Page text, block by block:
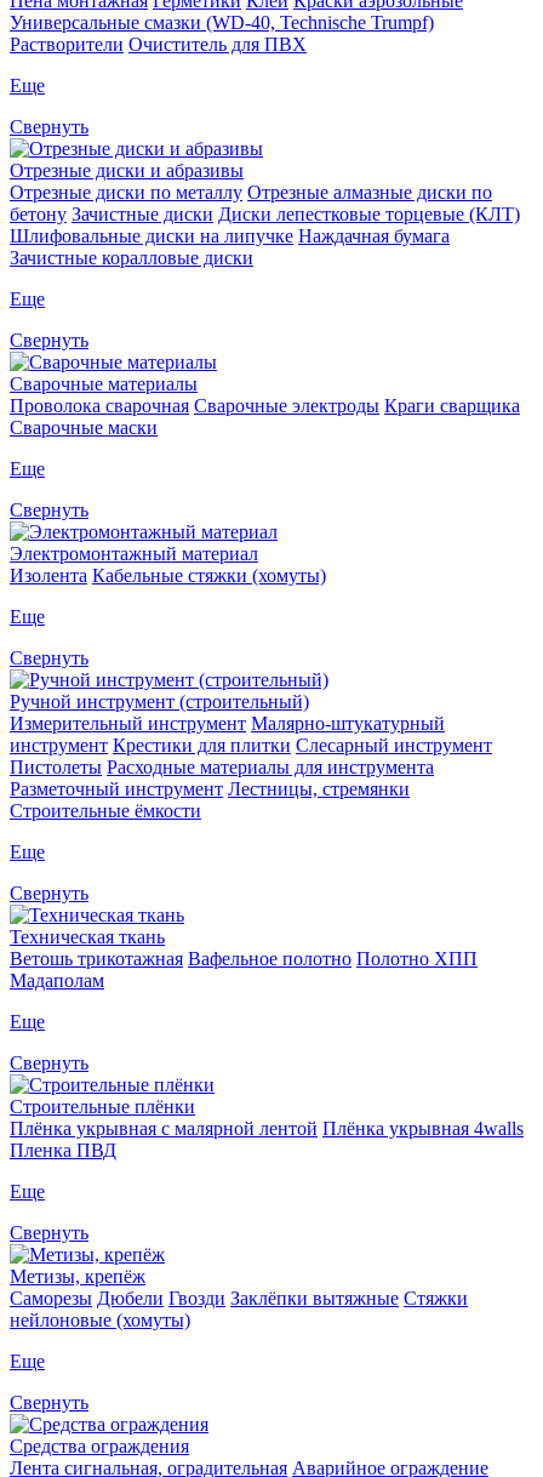
Универсальные смазки (WD-40, Technische Trumpf)
Растворители Очиститель для ПВХ
Еще
Свернуть
Отрезные диски и абразивы
Отрезные диски по металлу Отрезные алмазные диски по
бетону Зачистные диски Диски лепестковые торцевые (КЛТ)
Шлифовальные диски на липучке Наждачная бумага
Зачистные коралловые диски
Еще
Свернуть
Сварочные материалы
Проволока сварочная Сварочные электроды Краги сварщика
Сварочные маски
Еще
Свернуть
Электромонтажный материал
Изолента Кабельные стяжки (хомуты)
Еще
Свернуть
Ручной инструмент (строительный)
Измерительный инструмент Малярно-штукатурный
инструмент Крестики для плитки Слесарный инструмент
Пистолеты Расходные материалы для инструмента
Разметочный инструмент Лестницы, стремянки
Строительные ёмкости
Еще
Свернуть
Техническая ткань
Ветошь трикотажная Вафельное полотно Полотно ХПП
Мадаполам
Еще
Свернуть
Строительные плёнки
Плёнка укрывная с малярной лентой Плёнка укрывная 4walls
Пленка ПВД
Еще
Свернуть
Метизы, крепёж
Саморезы Дюбели Гвозди Заклёпки вытяжные Стяжки
нейлоновые (хомуты)
Еще
Свернуть
Средства ограждения
Лента сигнальная, оградительная Аварийное ограждение